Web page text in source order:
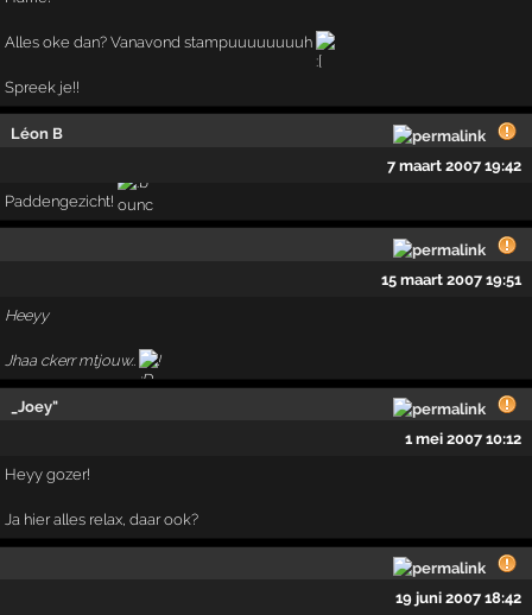
Alles oke dan? Vanavond stampuuuuuuuuh
Spreek je!!
Léon B
7 maart 2007 19:42
Paddengezicht!
15 maart 2007 19:51
Heeyy
Jhaa ckerr mtjouw.. !
_Joey"
1 mei 2007 10:12
Heyy gozer!
Ja hier alles relax, daar ook?
19 juni 2007 18:42